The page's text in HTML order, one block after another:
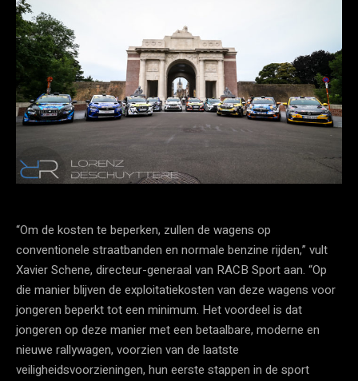
“Om de kosten te beperken, zullen de wagens op
conventionele straatbanden en normale benzine rijden,” vult
Xavier Schene, directeur-generaal van RACB Sport aan. “Op
die manier blijven de exploitatiekosten van deze wagens voor
jongeren beperkt tot een minimum. Het voordeel is dat
jongeren op deze manier met een betaalbare, moderne en
nieuwe rallywagen, voorzien van de laatste
veiligheidsvoorzieningen, hun eerste stappen in de sport